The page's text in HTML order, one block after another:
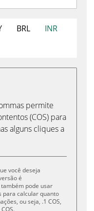
BRL
INR
permite
(COS) para
alguns cliques a
você deseja
é
pode usar
para calcular quanto
ou seja, .1 COS,